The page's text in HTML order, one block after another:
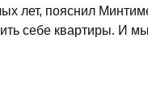
лет, пояснил
себе квартиры. И